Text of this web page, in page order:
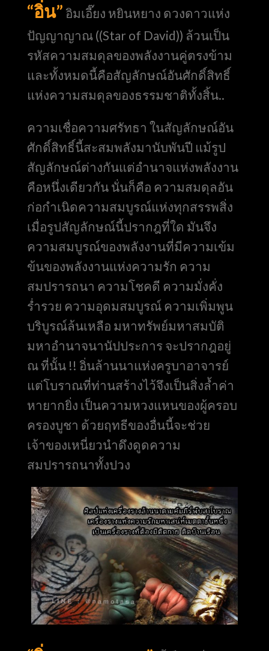
“อิ่น” อิมเอี๊ยง หยินหยาง ดวงดาวแห่ง
ปัญญาญาณ ((Star of David)) ล้วนเป็น
รหัสความสมดุลของพลังงานคู่ตรงข้าม
และทั้งหมดนี้คือสัญลักษณ์อันศักดิ์สิทธิ์
แห่งความสมดุลของธรรมชาติทั้งสิ้น..
ความเชื่อความศรัทธา ในสัญลักษณ์อัน
ศักดิ์สิทธิ์นี้สะสมพลังมานับพันปี แม้รูป
สัญลักษณ์ต่างกันแต่อำนาจแห่งพลังงาน
คือหนึ่งเดียวกัน นั่นก็คือ ความสมดุลอัน
ก่อกำเนิดความสมบูรณ์แห่งทุกสรรพสิ่ง
เมื่อรูปสัญลักษณ์นี้ปรากฎที่ใด มันจึง
ความสมบูรณ์ของพลังงานที่มีความเข้ม
ข้นของพลังงานแห่งความรัก ความ
สมปรารถนา ความโชคดี ความมั่งคั่ง
ร่ำรวย ความอุดมสมบูรณ์ ความเพิ่มพูน
บริบูรณ์ล้นเหลือ มหาทรัพย์มหาสมบัติ
มหาอำนาจนานัปประการ จะปรากฎอยู่
ณ ที่นั้น !! อิ่นล้านนาแห่งครูบาอาจารย์
แต่โบราณที่ท่านสร้างไว้จึงเป็นสิ่งล้ำค่า
หายากยิ่ง เป็นความหวงแหนของผู้ครอบ
ครองบูชา ด้วยฤทธีของอื่นนี้จะช่วย
เจ้าของเหนี่ยวนำดึงดูดความ
สมปรารถนาทั้งปวง